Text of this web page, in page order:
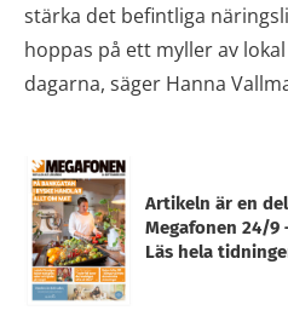
stärka det befintliga
hoppas på ett myller av
dagarna, säger Hanna
Artikeln är en
Megafonen 24/9
Läs hela